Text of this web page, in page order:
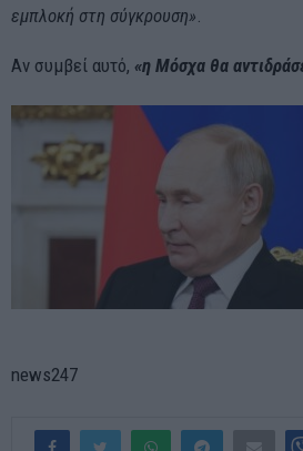
εμπλοκή στη σύγκρουση»
Αν συμβεί αυτό, «η Μόσχα θα
news247